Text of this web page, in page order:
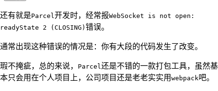
还有就是Parcel 开发时，经常报WebSocket is not open:
readyState 2 (CLOSING) 错误。
通常出现这种错误的情况是：你有大段的代码发生了改变。
瑕不掩疵，总的来说， Parcel 还是不错的一款打包工具，虽然基
本只会用在个人项目上，公司项目还是老老实实用 webpack吧。